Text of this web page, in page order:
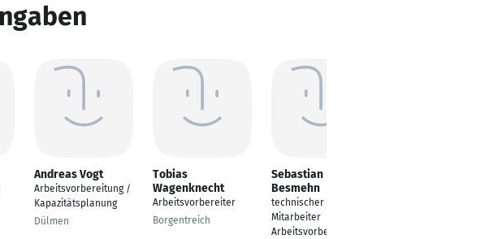
Andreas Vogt
Arbeitsvorbereitung /
Kapazitätsplanung
Dülmen
Tobias
Wagenknecht
Arbeitsvorbereiter
Borgentreich
Sebastian
Besmehn
technischer
Mitarbeiter
Arbeitsvorbereiter